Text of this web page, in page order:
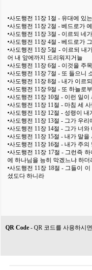
•사도행전 11장 1절 - 유대에 있
•사도행전 11장 2절 - 베드로가
•사도행전 11장 3절 - 이르되 네
•사도행전 11장 4절 - 베드로가
•사도행전 11장 5절 - 이르되 내
어 내 앞에까지 드리워지거늘
•사도행전 11장 6절 - 이것을 주
•사도행전 11장 7절 - 또 들으니
•사도행전 11장 8절 - 내가 이르
•사도행전 11장 9절 - 또 하늘로
•사도행전 11장 10절 - 이런 일
•사도행전 11장 11절 - 마침 세
•사도행전 11장 12절 - 성령이
•사도행전 11장 13절 - 그가 우
•사도행전 11장 14절 - 그가 너
•사도행전 11장 15절 - 내가 말
•사도행전 11장 16절 - 내가 주
•사도행전 11장 17절 - 그런즉
에 하나님을 능히 막겠느냐 하더
•사도행전 11장 18절 - 그들이
셨도다 하니라
QR Code - QR 코드를 사용하시면